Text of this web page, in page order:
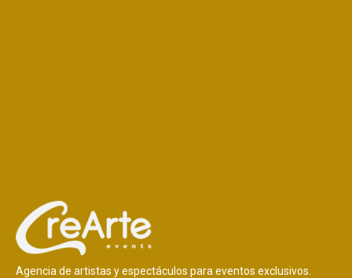
Agencia de artistas y espectáculos para eventos exclusivos.